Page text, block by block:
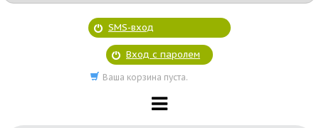
SMS-вход
Вход с паролем
Ваша корзина пуста.